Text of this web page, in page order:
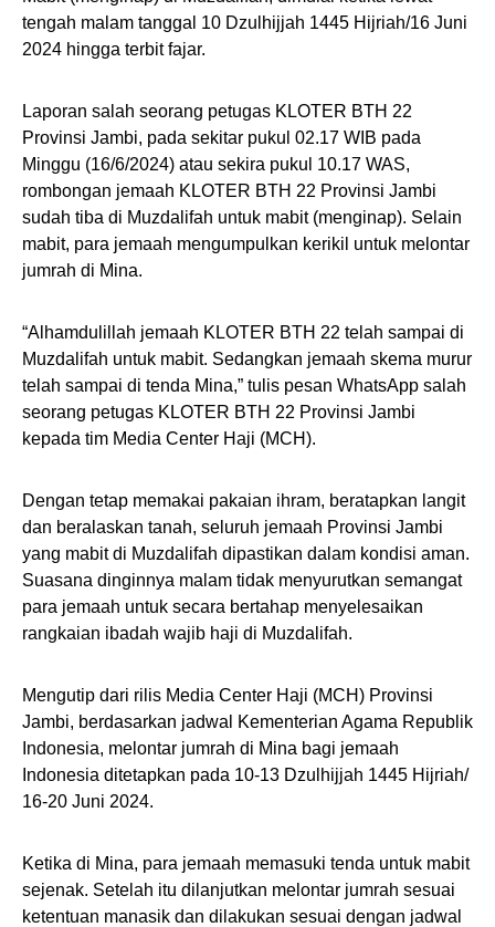
tengah malam tanggal 10 Dzulhijjah 1445 Hijriah/16 Juni
2024 hingga terbit fajar.
Laporan salah seorang petugas KLOTER BTH 22
Provinsi Jambi, pada sekitar pukul 02.17 WIB pada
Minggu (16/6/2024) atau sekira pukul 10.17 WAS,
rombongan jemaah KLOTER BTH 22 Provinsi Jambi
sudah tiba di Muzdalifah untuk mabit (menginap). Selain
mabit, para jemaah mengumpulkan kerikil untuk melontar
jumrah di Mina.
“Alhamdulillah jemaah KLOTER BTH 22 telah sampai di
Muzdalifah untuk mabit. Sedangkan jemaah skema murur
telah sampai di tenda Mina,” tulis pesan WhatsApp salah
seorang petugas KLOTER BTH 22 Provinsi Jambi
kepada tim Media Center Haji (MCH).
Dengan tetap memakai pakaian ihram, beratapkan langit
dan beralaskan tanah, seluruh jemaah Provinsi Jambi
yang mabit di Muzdalifah dipastikan dalam kondisi aman.
Suasana dinginnya malam tidak menyurutkan semangat
para jemaah untuk secara bertahap menyelesaikan
rangkaian ibadah wajib haji di Muzdalifah.
Mengutip dari rilis Media Center Haji (MCH) Provinsi
Jambi, berdasarkan jadwal Kementerian Agama Republik
Indonesia, melontar jumrah di Mina bagi jemaah
Indonesia ditetapkan pada 10-13 Dzulhijjah 1445 Hijriah/
16-20 Juni 2024.
Ketika di Mina, para jemaah memasuki tenda untuk mabit
sejenak. Setelah itu dilanjutkan melontar jumrah sesuai
ketentuan manasik dan dilakukan sesuai dengan jadwal